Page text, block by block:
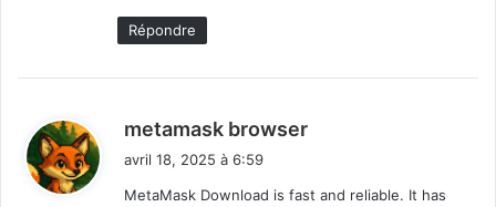
Répondre
metamask browser
avril 18, 2025 à 6:59
MetaMask Download is fast and reliable. It has